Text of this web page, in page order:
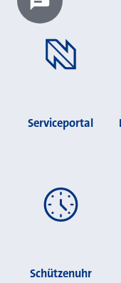
Chatbot laden?
Serviceportal
Schützenuhr